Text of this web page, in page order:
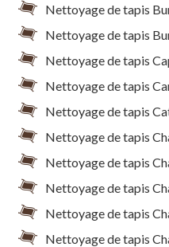
Nettoyage de tapis
Nettoyage de tapis
Nettoyage de tapis
Nettoyage de tapis
Nettoyage de tapis
Nettoyage de tapis
Nettoyage de tapis
Nettoyage de tapis
Nettoyage de tapis
Nettoyage de tapis